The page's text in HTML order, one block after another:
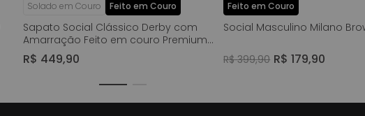
Solado em Couro Feito em Couro
Sapato Social Clássico Derby com
Amarração Feito em couro Premium
Nobre Napa Romana Solado de Couro
Forrado em Couro Masculino Milano
R$ 449,90
Feito em Couro
Social Masculino Milano
R$ 399,90 R$ 179,90